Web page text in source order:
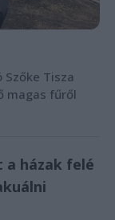
Tisza
magas fűről
a házak felé